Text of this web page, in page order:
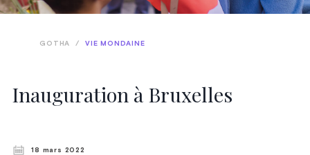
Inauguration à Bruxelles
GOTHA / VIE MONDAINE
18 mars 2022